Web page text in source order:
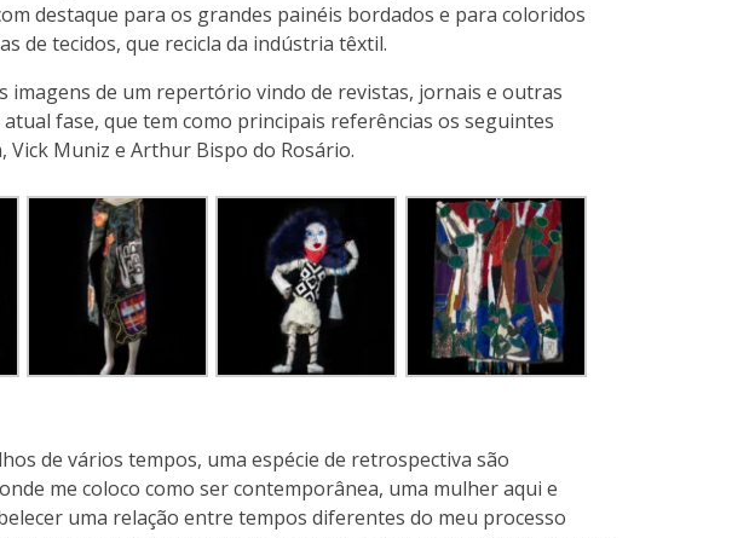
destaque para os grandes painéis bordados e para coloridos
de tecidos, que recicla da indústria têxtil.
de um repertório vindo de revistas, jornais e outras
fase, que tem como principais referências os seguintes
Vick Muniz e Arthur Bispo do Rosário.
de vários tempos, uma espécie de retrospectiva são
me coloco como ser contemporânea, uma mulher aqui e
uma relação entre tempos diferentes do meu processo